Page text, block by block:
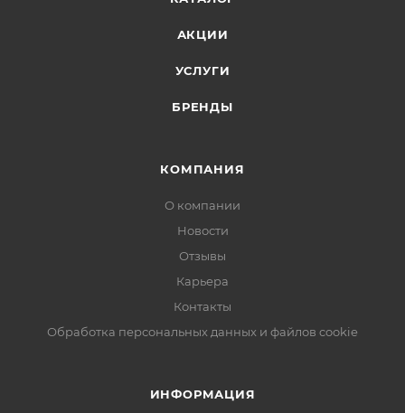
АКЦИИ
УСЛУГИ
БРЕНДЫ
КОМПАНИЯ
О компании
Новости
Отзывы
Карьера
Контакты
Обработка персональных данных и файлов cookie
ИНФОРМАЦИЯ